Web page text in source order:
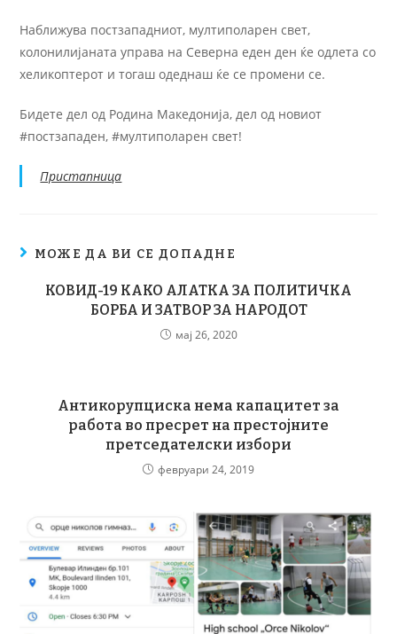
Наближува постзападниот, мултиполарен свет,
колонилијаната управа на Северна еден ден ќе одлета со
хеликоптерот и тогаш одеднаш ќе се промени се.
Бидете дел од Родина Македонија, дел од новиот
#постзападен, #мултиполарен свет!
Пристапница
МОЖЕ ДА ВИ СЕ ДОПАДНЕ
КОВИД-19 КАКО АЛАТКА ЗА ПОЛИТИЧКА
БОРБА И ЗАТВОР ЗА НАРОДОТ
мај 26, 2020
Антикорупциска нема капацитет за
работа во пресрет на престојните
претседателски избори
февруари 24, 2019